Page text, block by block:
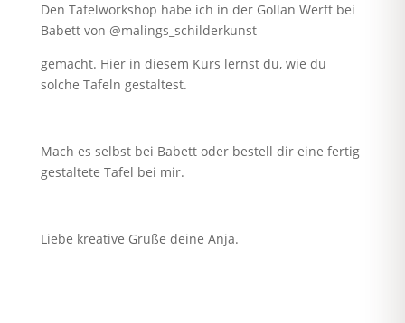
Den Tafelworkshop habe ich in der Gollan Werft bei
Babett von @malings_schilderkunst
gemacht. Hier in diesem Kurs lernst du, wie du
solche Tafeln gestaltest.
Mach es selbst bei Babett oder bestell dir eine fertig
gestaltete Tafel bei mir.
Liebe kreative Grüße deine Anja.